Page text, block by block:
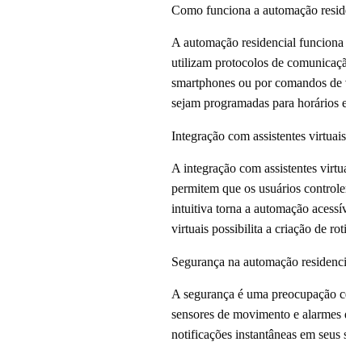
Como funciona a automação
A automação residencial
utilizam protocolos de
smartphones ou por comandos
sejam programadas para
Integração com assistentes virtuais
A integração com assistentes
permitem que os usuários
intuitiva torna a automação
virtuais possibilita a criação de
Segurança na automação
A segurança é uma preocupação
sensores de movimento e
notificações instantâneas em